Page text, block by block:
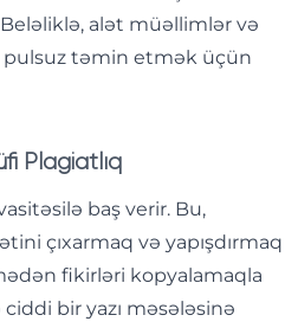
alət müəllimlər və
pulsuz təmin etmək üçün
Plagiatlıq
baş verir. Bu,
çıxarmaq və yapışdırmaq
fikirləri kopyalamaqla
bir yazı məsələsinə